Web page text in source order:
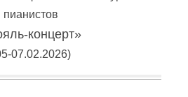
пианистов
концерт»
07.02.2026)